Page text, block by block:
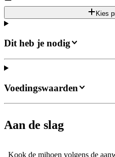
Kies
Dit heb je nodig
Aan de slag
Kook de mihoen volgens de
Voedingswaarden